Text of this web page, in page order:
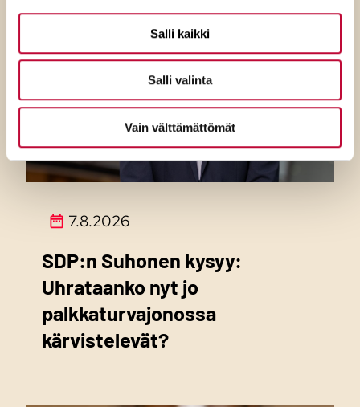
Salli kaikki
Salli valinta
Vain välttämättömät
7.8.2026
SDP:n Suhonen kysyy:
Uhrataanko nyt jo
palkkaturvajonossa
kärvistelevät?